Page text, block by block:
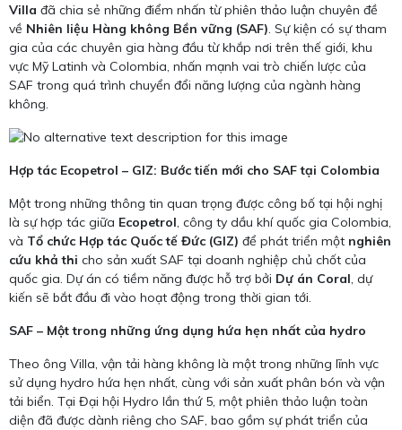
Villa đã chia sẻ những điểm nhấn từ phiên thảo luận chuyên đề
về Nhiên liệu Hàng không Bền vững (SAF). Sự kiện có sự tham
gia của các chuyên gia hàng đầu từ khắp nơi trên thế giới, khu
vực Mỹ Latinh và Colombia, nhấn mạnh vai trò chiến lược của
SAF trong quá trình chuyển đổi năng lượng của ngành hàng
không.
Hợp tác Ecopetrol – GIZ: Bước tiến mới cho SAF tại Colombia
Một trong những thông tin quan trọng được công bố tại hội nghị
là sự hợp tác giữa Ecopetrol, công ty dầu khí quốc gia Colombia,
và Tổ chức Hợp tác Quốc tế Đức (GIZ) để phát triển một nghiên
cứu khả thi cho sản xuất SAF tại doanh nghiệp chủ chốt của
quốc gia. Dự án có tiềm năng được hỗ trợ bởi Dự án Coral, dự
kiến sẽ bắt đầu đi vào hoạt động trong thời gian tới.
SAF – Một trong những ứng dụng hứa hẹn nhất của hydro
Theo ông Villa, vận tải hàng không là một trong những lĩnh vực
sử dụng hydro hứa hẹn nhất, cùng với sản xuất phân bón và vận
tải biển. Tại Đại hội Hydro lần thứ 5, một phiên thảo luận toàn
diện đã được dành riêng cho SAF, bao gồm sự phát triển của